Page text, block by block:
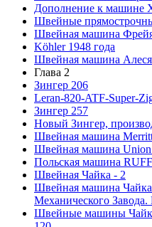
Дополнение к машине
Швейные
Швейная машина
Köhler 1948 года
Швейная машина Алеся
Глава 2
Зингер 206
Leran-820-ATF-Super-
Зингер 257
Новый Зингер,
Швейная машина
Швейная машина Union
Польская машина
Швейная Чайка - 2
Швейная машина Чайка
Механического
Швейные машины